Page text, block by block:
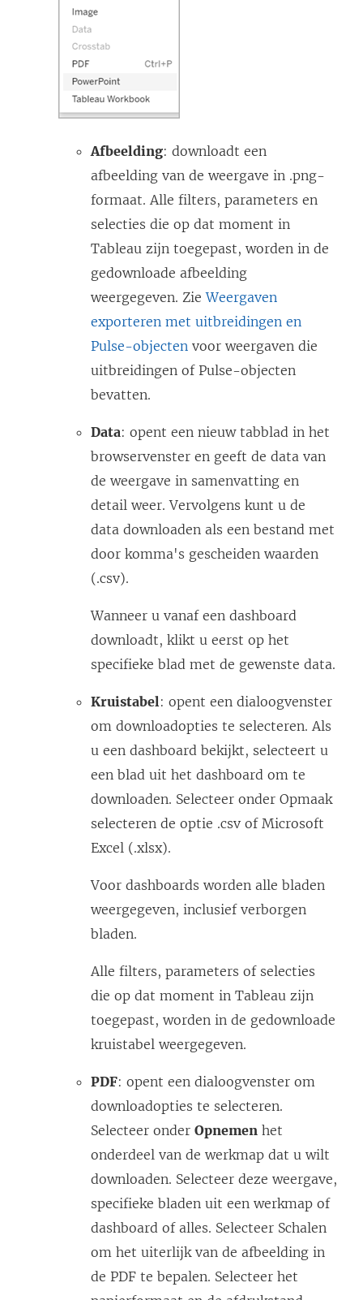
Afbeelding: downloadt een
afbeelding van de weergave in .png-
formaat. Alle filters, parameters en
selecties die op dat moment in
Tableau zijn toegepast, worden in de
gedownloade afbeelding
weergegeven. ZieWeergaven
exporteren met uitbreidingen en
Pulse-objecten voor weergaven die
uitbreidingen of Pulse-objecten
bevatten.
Data: opent een nieuw tabblad in het
browservenster en geeft de data van
de weergave in samenvatting en
detail weer. Vervolgens kunt u de
data downloaden als een bestand met
door komma's gescheiden waarden
(.csv).
Wanneer u vanaf een dashboard
downloadt, klikt u eerst op het
specifieke blad met de gewenste data.
Kruistabel: opent een dialoogvenster
om downloadopties te selecteren. Als
u een dashboard bekijkt, selecteert u
een blad uit het dashboard om te
downloaden. Selecteer onder Opmaak
selecteren de optie .csv of Microsoft
Excel (.xlsx).
Voor dashboards worden alle bladen
weergegeven, inclusief verborgen
bladen.
Alle filters, parameters of selecties
die op dat moment in Tableau zijn
toegepast, worden in de gedownloade
kruistabel weergegeven.
PDF: opent een dialoogvenster om
downloadopties te selecteren.
Selecteer onder Opnemen het
onderdeel van de werkmap dat u wilt
downloaden. Selecteer deze weergave,
specifieke bladen uit een werkmap of
dashboard of alles. Selecteer Schalen
om het uiterlijk van de afbeelding in
de PDF te bepalen. Selecteer het